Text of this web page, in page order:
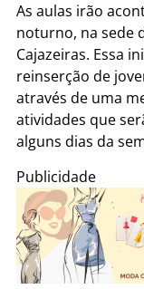
As aulas irão
noturno, na sede
Cajazeiras. Essa
reinserção de
através de uma
atividades que
alguns dias da
Publicidade